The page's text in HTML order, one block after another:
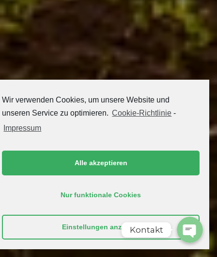
Wir verwenden Cookies, um unsere Website und
unseren Service zu optimieren. Cookie-Richtlinie -
Impressum
Alle akzeptieren
Nur funktionale Cookies
Einstellungen anzeigen
Phone
Kontakt